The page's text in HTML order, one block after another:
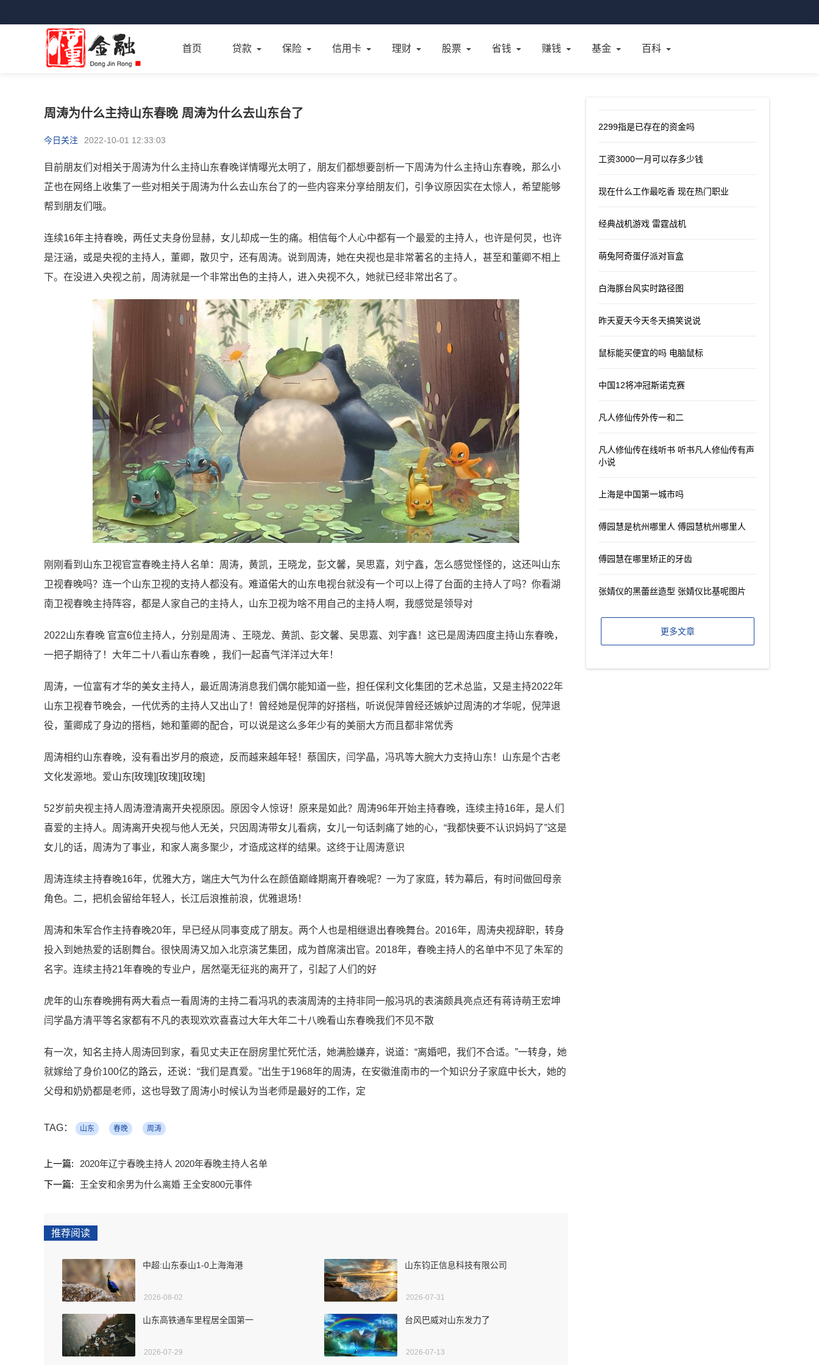
首页 贷款 保险 信用卡 理财 股票 省钱 赚钱 基金 百科
周涛为什么主持山东春晚 周涛为什么去山东台了
今日关注 2022-10-01 12:33:03
目前朋友们对相关于周涛为什么主持山东春晚详情曝光太明了，朋友们都想要剖析一下周涛为什么主持山东春晚，那么小
芷也在网络上收集了一些对相关于周涛为什么去山东台了的一些内容来分享给朋友们，引争议原因实在太惊人，希望能够
帮到朋友们哦。
连续16年主持春晚，两任丈夫身份显赫，女儿却成一生的痛。相信每个人心中都有一个最爱的主持人，也许是何炅，也许
是汪涵，或是央视的主持人，董卿，散贝宁，还有周涛。说到周涛，她在央视也是非常著名的主持人，甚至和董卿不相上
下。在没进入央视之前，周涛就是一个非常出色的主持人，进入央视不久，她就已经非常出名了。
刚刚看到山东卫视官宣春晚主持人名单：周涛，黄凯，王晓龙，彭文馨，吴思嘉，刘宁鑫，怎么感觉怪怪的，这还叫山东
卫视春晚吗？连一个山东卫视的支持人都没有。难道偌大的山东电视台就没有一个可以上得了台面的主持人了吗？你看湖
南卫视春晚主持阵容，都是人家自己的主持人，山东卫视为啥不用自己的主持人啊，我感觉是领导对
2022山东春晚 官宣6位主持人，分别是周涛 、王晓龙、黄凯、彭文馨、吴思嘉、刘宇鑫！这已是周涛四度主持山东春晚，
一把子期待了！大年二十八看山东春晚 ，我们一起喜气洋洋过大年！
周涛，一位富有才华的美女主持人，最近周涛消息我们偶尔能知道一些，担任保利文化集团的艺术总监，又是主持2022年
山东卫视春节晚会，一代优秀的主持人又出山了！曾经她是倪萍的好搭档，听说倪萍曾经还嫉妒过周涛的才华呢，倪萍退
役，董卿成了身边的搭档，她和董卿的配合，可以说是这么多年少有的美丽大方而且都非常优秀
周涛相约山东春晚，没有看出岁月的痕迹，反而越来越年轻！蔡国庆，闫学晶，冯巩等大腕大力支持山东！山东是个古老
文化发源地。爱山东[玫瑰][玫瑰][玫瑰]
52岁前央视主持人周涛澄清离开央视原因。原因令人惊讶！原来是如此？周涛96年开始主持春晚，连续主持16年，是人们
喜爱的主持人。周涛离开央视与他人无关，只因周涛带女儿看病，女儿一句话刺痛了她的心，“我都快要不认识妈妈了”这是
女儿的话，周涛为了事业，和家人离多聚少，才造成这样的结果。这终于让周涛意识
周涛连续主持春晚16年，优雅大方，端庄大气为什么在颜值巅峰期离开春晚呢？一为了家庭，转为幕后，有时间做回母亲
角色。二，把机会留给年轻人，长江后浪推前浪，优雅退场！
周涛和朱军合作主持春晚20年，早已经从同事变成了朋友。两个人也是相继退出春晚舞台。2016年，周涛央视辞职，转身
投入到她热爱的话剧舞台。很快周涛又加入北京演艺集团，成为首席演出官。2018年，春晚主持人的名单中不见了朱军的
名字。连续主持21年春晚的专业户，居然毫无征兆的离开了，引起了人们的好
虎年的山东春晚拥有两大看点一看周涛的主持二看冯巩的表演周涛的主持非同一般冯巩的表演颇具亮点还有蒋诗萌王宏坤
闫学晶方清平等名家都有不凡的表现欢欢喜喜过大年大年二十八晚看山东春晚我们不见不散
有一次，知名主持人周涛回到家，看见丈夫正在厨房里忙死忙活，她满脸嫌弃，说道：“离婚吧，我们不合适。”一转身，她
就嫁给了身价100亿的路云，还说：“我们是真爱。”出生于1968年的周涛，在安徽淮南市的一个知识分子家庭中长大，她的
父母和奶奶都是老师，这也导致了周涛小时候认为当老师是最好的工作，定
TAG： 山东 春晚 周涛
上一篇:
2020年辽宁春晚主持人 2020年春晚主持人名单
下一篇:
王全安和余男为什么离婚 王全安800元事件
推荐阅读
中超:山东泰山1-0上海海港
2026-08-02
山东钧正信息科技有限公司
2026-07-31
山东高铁通车里程居全国第一
2026-07-29
台风巴威对山东发力了
2026-07-13
2299指是已存在的资金吗
工资3000一月可以存多少钱
现在什么工作最吃香 现在热门职业
经典战机游戏 雷霆战机
萌兔阿奇蛋仔派对盲盒
白海豚台风实时路径图
昨天夏天今天冬天搞笑说说
鼠标能买便宜的吗 电脑鼠标
中国12将冲冠斯诺克赛
凡人修仙传外传一和二
凡人修仙传在线听书 听书凡人修仙传有声
小说
上海是中国第一城市吗
傅园慧是杭州哪里人 傅园慧杭州哪里人
傅园慧在哪里矫正的牙齿
张婧仪的黑蕾丝造型 张婧仪比基呢图片
更多文章